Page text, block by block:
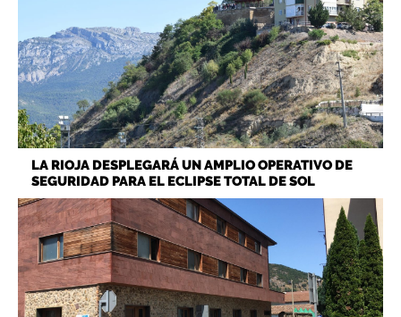
LA RIOJA DESPLEGARÁ UN AMPLIO OPERATIVO DE
SEGURIDAD PARA EL ECLIPSE TOTAL DE SOL